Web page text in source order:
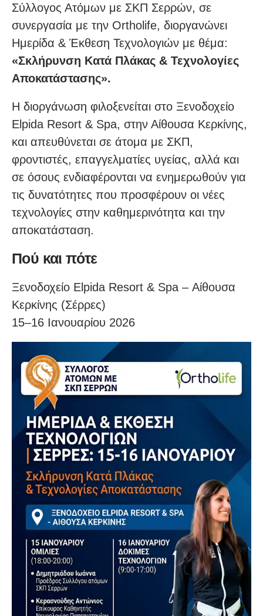
Σύλλογος Ατόμων με ΣΚΠ Σερρών, σε
συνεργασία με την Ortholife, διοργανώνει
Ημερίδα & Έκθεση Τεχνολογιών με θέμα:
«Σκλήρυνση Κατά Πλάκας & Τεχνολογίες
Αποκατάστασης».
Η διοργάνωση φιλοξενείται στο Ξενοδοχείο
Elpida Resort & Spa, στην Αίθουσα Κερκίνης,
και απευθύνεται σε άτομα με ΣΚΠ,
φροντιστές, επαγγελματίες υγείας, αλλά και
σε όσους ενδιαφέρονται να ενημερωθούν για
τις δυνατότητες που προσφέρουν οι νέες
τεχνολογίες στην καθημερινότητα και την
αποκατάσταση.
Πού και πότε
Ξενοδοχείο Elpida Resort & Spa – Αίθουσα
Κερκίνης (Σέρρες)
15–16 Ιανουαρίου 2026